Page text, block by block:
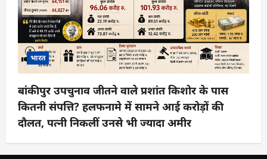
भारत
बांकीपुर उपचुनाव जीतने वाले प्रशांत किशोर के पास
कितनी संपत्ति? हलफनामे में सामने आई करोड़ों की
दौलत, पत्नी निकलीं उनसे भी ज्यादा अमीर